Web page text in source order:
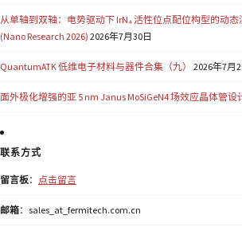
从单轴到双轴：电势驱动下 IrN₄ 活性位点配位构型的动态
(Nano Research 2026) 2026年7月30日
QuantumATK 低维电子材料与器件合集（九） 2026年7月
面外极化增强的亚 5 nm Janus MoSiGeN4 场效应晶体管设
联系方式
留言板： 点击留言
邮箱：sales_at_fermitech.com.cn